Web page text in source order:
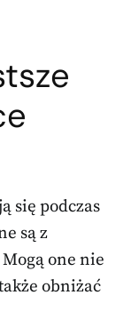
się podczas
są z
one nie
obniżać